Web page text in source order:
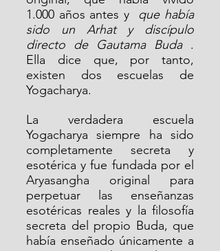
1.000 años antes y que había
sido un Arhat y discípulo
directo de Gautama Buda .
Ella dice que, por tanto,
existen dos escuelas de
Yogacharya.
La verdadera escuela
Yogacharya siempre ha sido
completamente secreta y
esotérica y fue fundada por el
Aryasangha original para
perpetuar las enseñanzas
esotéricas reales y la filosofía
secreta del propio Buda, que
había enseñado únicamente a